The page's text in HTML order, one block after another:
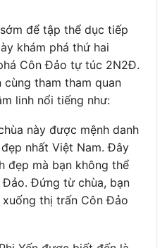
để tập thể dục tiếp
khám phá thứ hai
Côn Đảo tự túc 2N2Đ.
cùng tham tham quan
linh nổi tiếng như:
này được mệnh danh
nhất Việt Nam. Đây
đẹp mà bạn không thể
Đứng từ chùa, bạn
thị trấn Côn Đảo